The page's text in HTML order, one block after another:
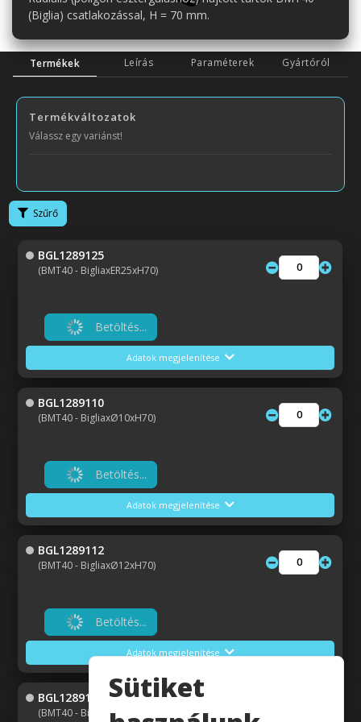
(Biglia) csatlakozással, H = 70 mm.
Termékek Leírás Paraméterek Gyártóról
Termékváltozatok
Válassz egy variánst!
Szűrő
BGL1289125
(BMT40 - BigliaxER25xH70)
Betöltés...
Adatok megjelenítése
BGL1289110
(BMT40 - BigliaxØ10xH70)
Betöltés...
Adatok megjelenítése
BGL1289112
(BMT40 - BigliaxØ12xH70)
Betöltés...
Adatok megjelenítése
BGL1289116
(BMT40 - BigliaxØ16xH70)
Sütiket